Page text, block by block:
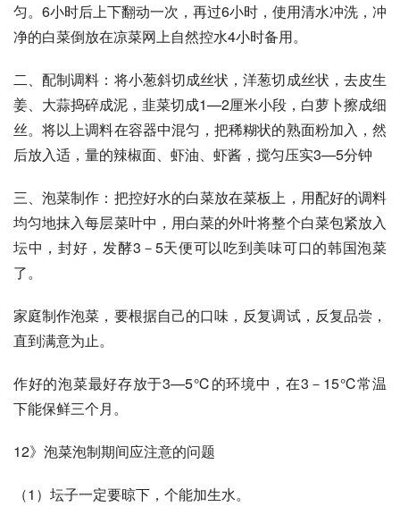
匀。6小时后上下翻动一次，再过6小时，使用清水冲洗，冲
净的白菜倒放在凉菜网上自然控水4小时备用。
二、配制调料：将小葱斜切成丝状，洋葱切成丝状，去皮生
姜、大蒜捣碎成泥，韭菜切成1—2厘米小段，白萝卜擦成细
丝。将以上调料在容器中混匀，把稀糊状的熟面粉加入，然
后放入适，量的辣椒面、虾油、虾酱，搅匀压实3—5分钟
三、泡菜制作：把控好水的白菜放在菜板上，用配好的调料
均匀地抹入每层菜叶中，用白菜的外叶将整个白菜包紧放入
坛中，封好，发酵3－5天便可以吃到美味可口的韩国泡菜
了。
家庭制作泡菜，要根据自己的口味，反复调试，反复品尝，
直到满意为止。
作好的泡菜最好存放于3—5℃的环境中，在3－15℃常温
下能保鲜三个月。
12》泡菜泡制期间应注意的问题
（1）坛子一定要晾下，个能加生水。